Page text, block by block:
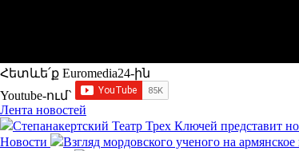
Հետևե՛ք Euromedia24-ին
Youtube-ում`
Лента новостей
Степанакертский Театр Трех Ключей представит
Новости
Взгляд мордовского ученого на